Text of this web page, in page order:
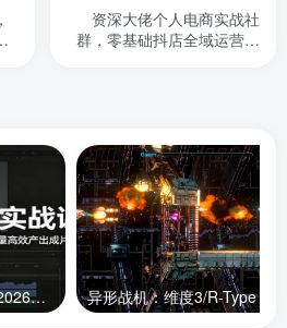
资深大佬个人电商实战社
群，零基础抖店全域运营，
AI真人MV制作实战课：2026专属人物统一技巧，零基础起步批量高效产出成片